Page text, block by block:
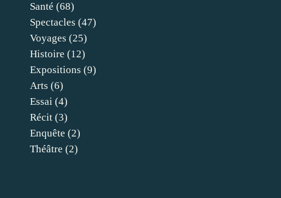
Santé (68)
Spectacles (47)
Voyages (25)
Histoire (12)
Expositions (9)
Arts (6)
Essai (4)
Récit (3)
Enquête (2)
Théâtre (2)